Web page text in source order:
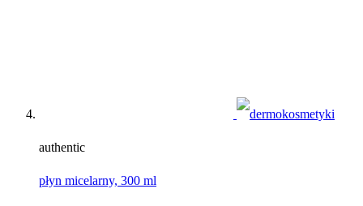
authentic
płyn micelarny, 300 ml